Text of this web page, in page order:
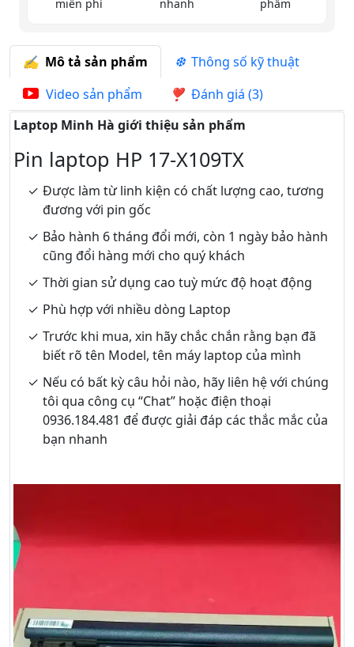
miễn phí
nhanh
phẩm
Mô tả sản phẩm
Thông số kỹ thuật
Video sản phẩm
Đánh giá (3)
Laptop Minh Hà giới thiệu sản phẩm
Pin laptop HP 17-X109TX
Được làm từ linh kiện có chất lượng cao, tương
đương với pin gốc
Bảo hành 6 tháng đổi mới, còn 1 ngày bảo hành
cũng đổi hàng mới cho quý khách
Thời gian sử dụng cao tuỳ mức độ hoạt động
Phù hợp với nhiều dòng Laptop
Trước khi mua, xin hãy chắc chắn rằng bạn đã
biết rõ tên Model, tên máy laptop của mình
Nếu có bất kỳ câu hỏi nào, hãy liên hệ với chúng
tôi qua công cụ “Chat” hoặc điện thoại
0936.184.481 để được giải đáp các thắc mắc của
bạn nhanh